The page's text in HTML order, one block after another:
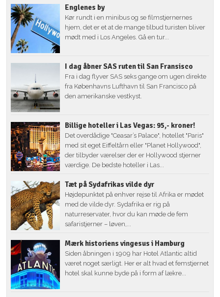
Englenes by
Kør rundt i en minibus og se filmstjernernes
hjem, det er et at de mange tilbud turisten bliver
mødt med i Los Angeles. Gå en tur...
I dag åbner SAS ruten til San Fransisco
Fra i dag flyver SAS seks gange om ugen direkte
fra Københavns Lufthavn til San Francisco på
den amerikanske vestkyst.
Billige hoteller i Las Vegas: 95,- kroner!
Det overdådige "Ceasar’s Palace", hotellet "Paris"
med sit eget Eiffeltårn eller "Planet Hollywood",
der tilbyder værelser der er Hollywood stjerner
værdige. De bedste hoteller i Las...
Tæt på Sydafrikas vilde dyr
Højdepunktet på enhver rejse til Afrika er mødet
med de vilde dyr. Sydafrika er rig på
naturreservater, hvor du kan møde de fem
safaristjerner – løven,...
Mærk historiens vingesus i Hamburg
Siden åbningen i 1909 har Hotel Atlantic altid
været noget særligt. Her er alt hvad et femstjernet
hotel skal kunne byde på i form af lækre...